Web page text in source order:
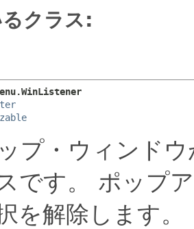
クラス:
プ・ウィンド
です。
ポップ
を解除します。